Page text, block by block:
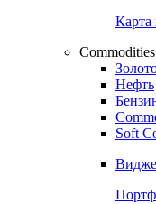
Карта
Commodities
Нефть
Soft